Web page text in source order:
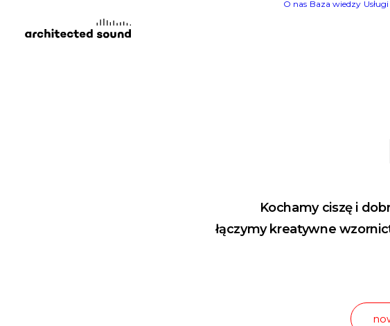
O nas Baza wiedzy Usługi
Kochamy ciszę i
łączymy kreatywne